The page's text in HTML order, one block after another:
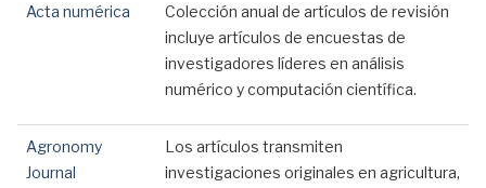
Acta numérica
Colección anual de artículos de revisión
incluye artículos de encuestas de
investigadores líderes en análisis
numérico y computación científica.
Agronomy
Journal
Los artículos transmiten
investigaciones originales en agricultura,